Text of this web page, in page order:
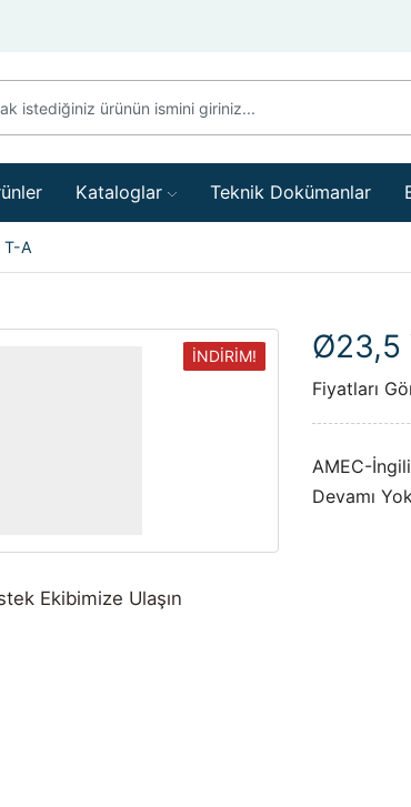
Kataloglar Teknik Dokümanlar
T-A
İNDİRİM!
Ekibimize Ulaşın
Ø23,5
Fiyatları
AMEC-
Devamı